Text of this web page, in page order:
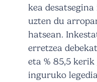
kea
uzten du
hatsean.
erretzea
eta % 85,5 kerik
inguruko